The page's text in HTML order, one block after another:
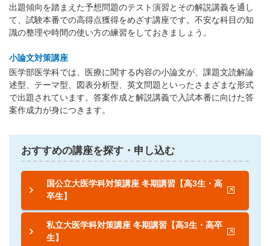
出題傾向を踏まえた予想問題のテスト演習とその解説講義を通し
て、試験本番での高得点獲得をめざす講座です。不安な科目の知
識の整理や時間の使い方の練習をしておきましょう。
小論文対策講座
医学部医学科では、医療に関する内容の小論文が、課題文読解論
述型、テーマ型、図表分析型、英文問題といったさまざまな形式
で出題されています。答案作成と解説講義で入試本番に向けた答
案作成力が身につきます。
おすすめの講座を探す・申し込む
国公立大医学科対策講座 冬期講習【高3生・高
卒生】
私立大医学科対策講座 冬期講習【高3生・高卒
生】